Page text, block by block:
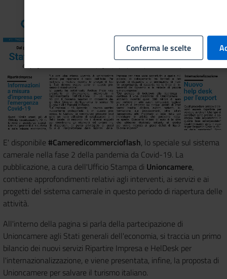
E' disponibile #Cameredicommercioflash, lo speciale sul sistema
camerale nella fase 2 della pandemia da Covid-19. La
pubblicazione, a cura dell'Ufficio Stampa di Unioncamere,
contiene approfondimenti relativi agli interventi, ai servizi e ai
progetti del sistema camerale in questo periodo di riapertura delle
attività.
All'interno della pagina si parla della partecipazione di
Unioncamere agli Stati generali dell'economia, si traccia un primo
bilancio dei nuovi servizi Ripartire Impresa e HelDesk per
l'internazionalizzazione, e viene presentata, infine, la proposta di
Unioncamere per salvare il turismo italiano.
Conferma le scelte